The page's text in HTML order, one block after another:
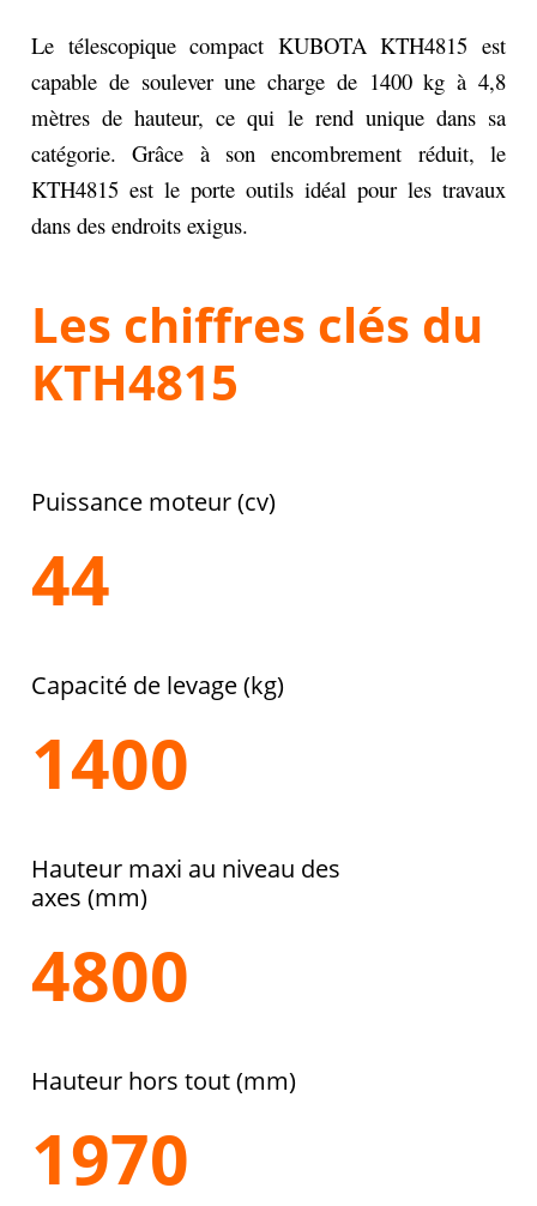
Le télescopique compact KUBOTA KTH4815 est
capable de soulever une charge de 1400 kg à 4,8
mètres de hauteur, ce qui le rend unique dans sa
catégorie. Grâce à son encombrement réduit, le
KTH4815 est le porte outils idéal pour les travaux
dans des endroits exigus.
Les chiffres clés du
KTH4815
Puissance moteur (cv)
44
Capacité de levage (kg)
1400
Hauteur maxi au niveau des
axes (mm)
4800
Hauteur hors tout (mm)
1970